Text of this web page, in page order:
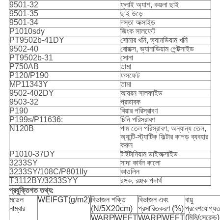
9501-32
ফ্লাই অ্যাশ, কয়লা ছাই
9501-35
ছাই উড়ে
9501-34
দস্তা অক্সাইড
P1010sdy
জিংক সালফেট
PT9502b-41DY
সোনার খনি, ভ্যানডিয়াম খনি
9502-40
বোরাক্স, ভ্যানাডিয়াম পেন্টক্সাইড
PT9502b-31
সোনা
P750AB
তামা
P120/P190
ফসফেট
MP11343Y
তামা
9502-402DY
আয়রন সালফাইড
9503-32
প্রভাবক
P190
বিয়ার পরিস্রাবণ
P199s/P11636:
চিনি পরিস্রাবণ
N120B
পাম তেল পরিস্রাবণ, অন্যান্য তেল,
অ্যান্টি-স্ট্যাটিক ফিল্টার কাপড় ব্যবহার
করুন
P1010-37DY
টাইটানিয়াম ডাইঅক্সাইড
3233SY
সাদা কার্বন কালো
3233SY/108C/P801IIy
কাওলিন
T3112BY/3233SYY
রঙ্গক, রঞ্জক পদার্থ
প্রযুক্তিগত তথ্য:
মডেল
নাম্বার
WEIFGT(g/m2)বিভাজন শক্তি
(N/5X20cm)
বিভাজন এবং
প্রসারিতকরণ (%)
বায়ু
(মিমি/সেকেন্ড)
WARPWEFTWARPWEFT